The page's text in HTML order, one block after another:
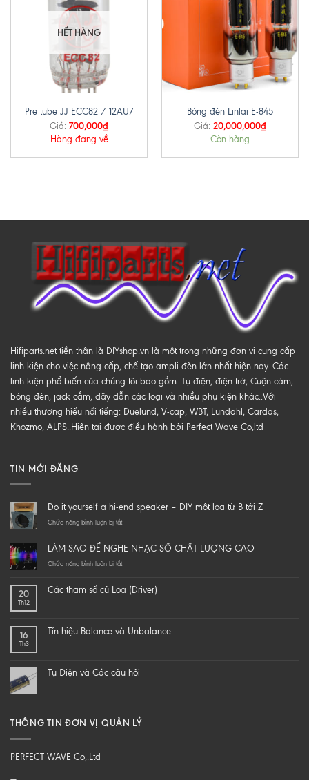
HẾT HÀNG
Pre tube JJ ECC82 / 12AU7
Giá: 700,000₫
Hàng đang về
Bóng đèn Linlai E-845
Giá: 20,000,000₫
Còn hàng
Hifiparts.net tiền thân là DIYshop.vn là một trong những đơn vị cung cấp
linh kiện cho việc nâng cấp, chế tạo ampli đèn lớn nhất hiện nay. Các
linh kiện phổ biến của chúng tôi bao gồm: Tụ điện, điện trở, Cuộn cảm,
bóng đèn, jack cắm, dây dẫn các loại và nhiều phụ kiện khác..Với
nhiều thương hiểu nổi tiếng: Duelund, V-cap, WBT, Lundahl, Cardas,
Khozmo, ALPS..Hiện tại được điều hành bởi Perfect Wave Co,ltd
TIN MỚI ĐĂNG
Do it yourself a hi-end speaker – DIY một loa từ B tới Z
Chức năng bình luận bị tắtở
yourself
a
speaker
loa
Z
LÀM SAO ĐỂ NGHE NHẠC SỐ CHẤT LƯỢNG CAO
Chức năng bình luận bị tắtở
ĐỂ
CHẤT
20
Th12
Các tham số củ Loa (Driver)
16
Th3
Tín hiệu Balance và Unbalance
Tụ Điện và Các câu hỏi
THÔNG TIN ĐƠN VỊ QUẢN LÝ
PERFECT WAVE Co,.Ltd